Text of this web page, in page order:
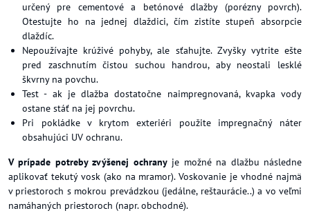
určený pre cementové a betónové dlažby (porézny povrch).
Otestujte ho na jednej dlaždici, čím zistíte stupeň absorpcie
dlaždíc.
Nepoužívajte krúživé pohyby, ale sťahujte. Zvyšky vytrite ešte
pred zaschnutím čistou suchou handrou, aby neostali lesklé
škvrny na povchu.
Test - ak je dlažba dostatočne naimpregnovaná, kvapka vody
ostane stáť na jej povrchu.
Pri pokládke v krytom exteriéri použite impregnačný náter
obsahujúci UV ochranu.
V prípade potreby zvýšenej ochranyje možné na dlažbu následne
aplikovať tekutý vosk (ako na mramor). Voskovanie je vhodné najmä
v priestoroch s mokrou prevádzkou (jedálne, reštaurácie..) a vo veľmi
namáhaných priestoroch (napr. obchodné).